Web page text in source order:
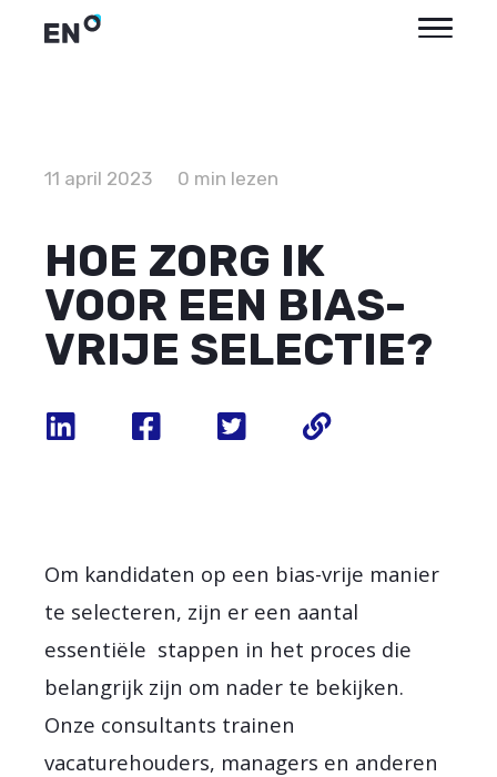
11 april 2023 0 min lezen
HOE ZORG IK
VOOR EEN BIAS-
VRIJE SELECTIE?
Om kandidaten op een bias-vrije manier
te selecteren, zijn er een aantal
essentiële stappen in het proces die
belangrijk zijn om nader te bekijken.
Onze consultants trainen
vacaturehouders, managers en anderen